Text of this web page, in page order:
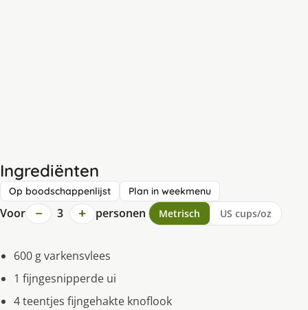
Ingrediënten
Op boodschappenlijst Plan in weekmenu
Voor − 3 + personen Metrisch US cups/oz
600 g varkensvlees
1 fijngesnipperde ui
4 teentjes fijngehakte knoflook